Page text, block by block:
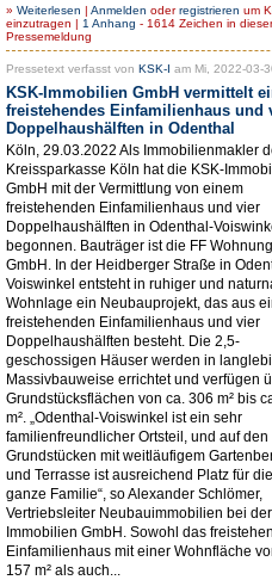
» Weiterlesen | Anmelden oderregistrieren um
einzutragen | 1 Anhang - 1614 Zeichen in dieser
Pressemeldung
Pressetext verfasst von KSK-I am Mi, 2022-03-
KSK-Immobilien GmbH vermittelt
freistehendes Einfamilienhaus und
Doppelhaushälften in Odenthal
Köln, 29.03.2022 Als Immobilienmakler
Kreissparkasse Köln hat die KSK-
GmbH mit der Vermittlung von einem
freistehenden Einfamilienhaus und vier
Doppelhaushälften in Odenthal-
begonnen. Bauträger ist die FF
GmbH. In der Heidberger Straße in
Voiswinkel entsteht in ruhiger und
Wohnlage ein Neubauprojekt, das aus
freistehenden Einfamilienhaus und vier
Doppelhaushälften besteht. Die 2,5-
geschossigen Häuser werden in
Massivbauweise errichtet und verfügen
Grundstücksflächen von ca. 306 m² bis
m². „Odenthal-Voiswinkel ist ein sehr
familienfreundlicher Ortsteil, und auf den
Grundstücken mit weitläufigem
und Terrasse ist ausreichend Platz für die
ganze Familie“, so Alexander Schlömer,
Vertriebsleiter Neubauimmobilien bei
Immobilien GmbH. Sowohl das
Einfamilienhaus mit einer Wohnfläche
157 m² als auch...